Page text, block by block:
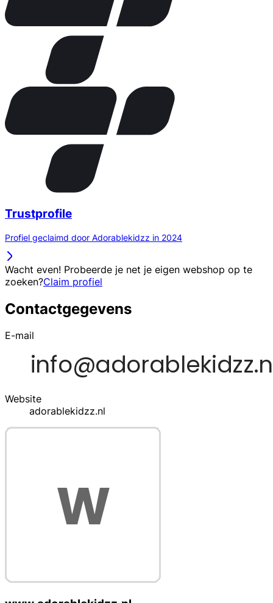
Trustprofile
Profiel geclaimd door Adorablekidzz in 2024
Wacht even! Probeerde je net je eigen webshop op te
zoeken?Claim profiel
Contactgegevens
E-mail
Website
adorablekidzz.nl